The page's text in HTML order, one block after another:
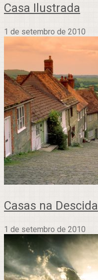
Casa Ilustrada
1 de setembro de 2010
Casas na Descida
1 de setembro de 2010